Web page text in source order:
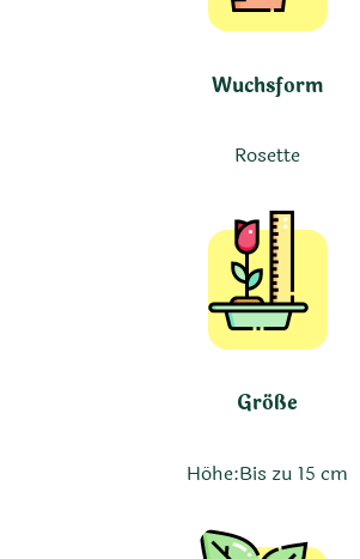
Wuchsform
Rosette
Größe
Höhe:Bis zu 15 cm